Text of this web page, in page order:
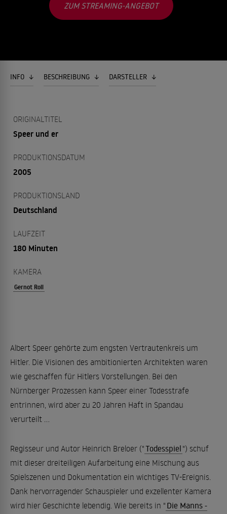
ZUM STREAMING-ANGEBOT
INFO BESCHREIBUNG DARSTELLER
ORIGINALTITEL
Speer und er
PRODUKTIONSDATUM
2005
PRODUKTIONSLAND
Deutschland
LAUFZEIT
180 Minuten
KAMERA
Gernot Roll
Albert Speer gehörte zum engsten Vertrautenkreis um
Hitler. Die Visionen des ambitionierten Architekten waren
wie geschaffen für Hitlers Vorstellungen. Bei den
Nürnberger Prozessen kann Speer einer Todesstrafe
entrinnen, wird aber zu 20 Jahren Haft in Spandau
verurteilt ...
Regisseur und Autor Heinrich Breloer ("Todesspiel ") schuf
mit dieser dreiteiligen Aufarbeitung eine Mischung aus
Spielszenen und Dokumentation ein wichtiges TV-Ereignis.
Dank hervorragender Schauspieler und exzellenter Kamera
wird hier Geschichte lebendig. Wie bereits in " Die Manns -